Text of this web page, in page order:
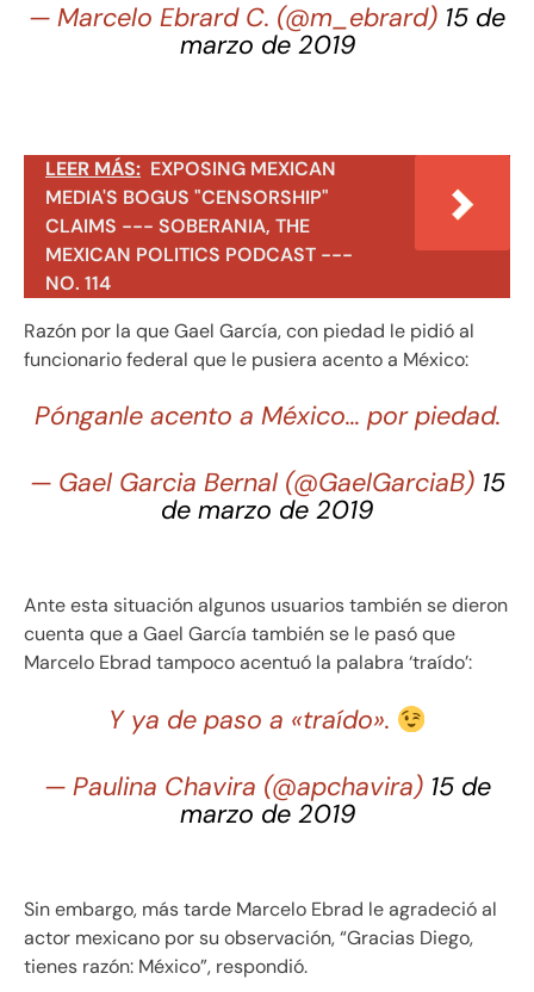
— Marcelo Ebrard C. (@m_ebrard) 15 de
marzo de 2019
LEER MÁS: EXPOSING MEXICAN
MEDIA'S BOGUS "CENSORSHIP"
CLAIMS --- SOBERANIA, THE
MEXICAN POLITICS PODCAST ---
NO. 114
Razón por la que Gael García, con piedad le pidió al
funcionario federal que le pusiera acento a México:
Pónganle acento a México… por piedad.
— Gael Garcia Bernal (@GaelGarciaB) 15
de marzo de 2019
Ante esta situación algunos usuarios también se dieron
cuenta que a Gael García también se le pasó que
Marcelo Ebrad tampoco acentuó la palabra ‘traído’:
Y ya de paso a «traído».
— Paulina Chavira (@apchavira) 15 de
marzo de 2019
Sin embargo, más tarde Marcelo Ebrad le agradeció al
actor mexicano por su observación, “Gracias Diego,
tienes razón: México”, respondió.